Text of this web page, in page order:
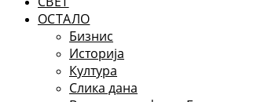
ОСТАЛО
Бизнис
Историја
Култура
Слика дана